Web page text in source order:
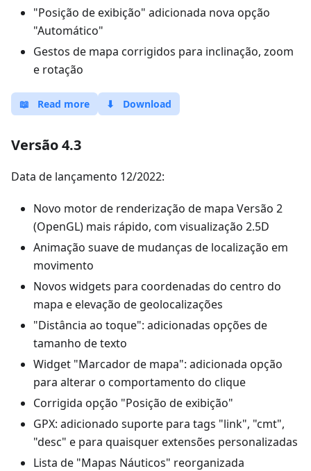
"Posição de exibição" adicionada nova opção
"Automático"
Gestos de mapa corrigidos para inclinação, zoom
e rotação
📖 Read more ⬇ Download
Versão 4.3
Data de lançamento 12/2022:
Novo motor de renderização de mapa Versão 2
(OpenGL) mais rápido, com visualização 2.5D
Animação suave de mudanças de localização em
movimento
Novos widgets para coordenadas do centro do
mapa e elevação de geolocalizações
"Distância ao toque": adicionadas opções de
tamanho de texto
Widget "Marcador de mapa": adicionada opção
para alterar o comportamento do clique
Corrigida opção "Posição de exibição"
GPX: adicionado suporte para tags "link", "cmt",
"desc" e para quaisquer extensões personalizadas
Lista de "Mapas Náuticos" reorganizada